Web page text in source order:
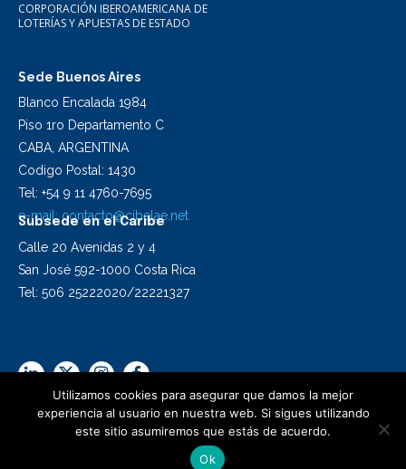
CORPORACIÓN IBEROAMERICANA DE
LOTERÍAS Y APUESTAS DE ESTADO
Sede Buenos Aires
Blanco Encalada 1984
Piso 1ro Departamento C
CABA, ARGENTINA
Codigo Postal: 1430
Tel: +54 9 11 4760-7695
e-mail:contacto@cibelae.net
Subsede en el Caribe
Calle 20 Avenidas 2 y 4
San José 592-1000 Costa Rica
Tel: 506 25222020/22221327
2024 Cibelae | Todos los derechos reservados
Utilizamos cookies para asegurar que damos la mejor
experiencia al usuario en nuestra web. Si sigues utilizando
este sitio asumiremos que estás de acuerdo.
Ok